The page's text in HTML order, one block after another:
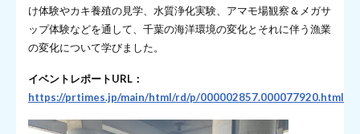
け体験やカキ養殖の見学、水質浄化実験、アマモ場観察＆メガサ
ップ体験などを通して、千葉の海洋環境の変化とそれに伴う漁業
の変化について学びました。
イベントレポートURL：
https://prtimes.jp/main/html/rd/p/000002857.000077920.html